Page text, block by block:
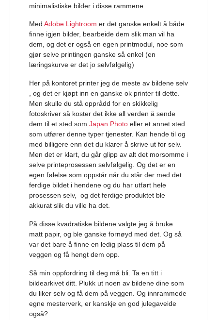
minimalistiske bilder i disse rammene.
Med Adobe Lightroom er det ganske enkelt å både
finne igjen bilder, bearbeide dem slik man vil ha
dem, og det er også en egen printmodul, noe som
gjør selve printingen ganske så enkel (en
læringskurve er det jo selvfølgelig)
Her på kontoret printer jeg de meste av bildene selv
, og det er kjøpt inn en ganske ok printer til dette.
Men skulle du stå opprådd for en skikkelig
fotoskriver så koster det ikke all verden å sende
dem til et sted som Japan Photo eller et annet sted
som utfører denne typer tjenester. Kan hende til og
med billigere enn det du klarer å skrive ut for selv.
Men det er klart, du går glipp av alt det morsomme i
selve printeprosessen selvfølgelig. Og det er en
egen følelse som oppstår når du står der med det
ferdige bildet i hendene og du har utført hele
prosessen selv, og det ferdige produktet ble
akkurat slik du ville ha det.
På disse kvadratiske bildene valgte jeg å bruke
matt papir, og ble ganske fornøyd med det. Og så
var det bare å finne en ledig plass til dem på
veggen og få hengt dem opp.
Så min oppfordring til deg må bli. Ta en titt i
bildearkivet ditt. Plukk ut noen av bildene dine som
du liker selv og få dem på veggen. Og innrammede
egne mesterverk, er kanskje en god julegaveide
også?